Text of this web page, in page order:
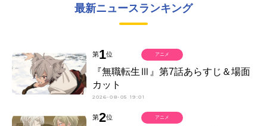
最新ニュースランキング
第1位
『無職転生Ⅲ』第7話あらすじ＆場面
カット
2026-08-05 19:01
アニメ
第2位 アニメ